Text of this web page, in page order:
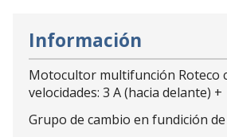
Información
Motocultor multifunción Roteco
velocidades: 3 A (hacia delante)
Grupo de cambio en fundición